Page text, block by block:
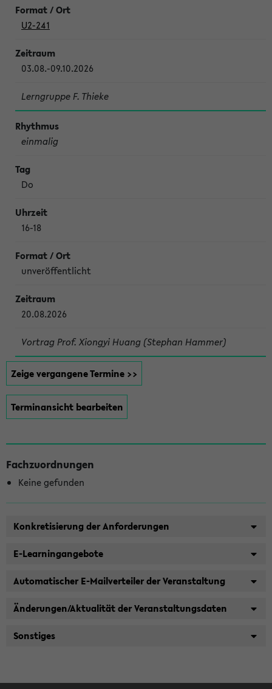
U2-241
03.08.-09.10.2026
Lerngruppe F. Thieke
einmalig
Do
16-18
unveröffentlicht
20.08.2026
Vortrag Prof. Xiongyi Huang (Stephan Hammer)
Zeige vergangene Termine >>
Terminansicht bearbeiten
Fachzuordnungen
Keine gefunden
Konkretisierung der Anforderungen
E-Learningangebote
Automatischer E-Mailverteiler der Veranstaltung
Änderungen/Aktualität der Veranstaltungsdaten
Sonstiges